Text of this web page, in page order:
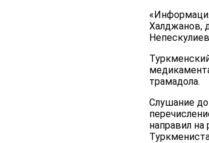
Халджанов,
трамадола.
Слушание
направил